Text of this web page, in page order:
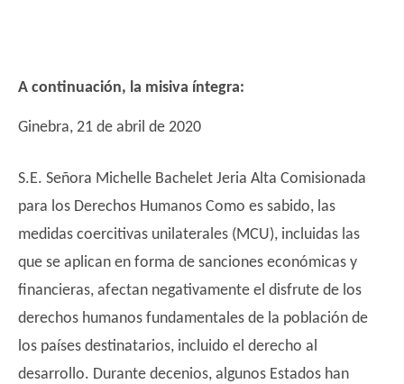
A continuación, la misiva íntegra:
Ginebra, 21 de abril de 2020
S.E. Señora Michelle Bachelet Jeria Alta Comisionada
para los Derechos Humanos Como es sabido, las
medidas coercitivas unilaterales (MCU), incluidas las
que se aplican en forma de sanciones económicas y
financieras, afectan negativamente el disfrute de los
derechos humanos fundamentales de la población de
los países destinatarios, incluido el derecho al
desarrollo. Durante decenios, algunos Estados han